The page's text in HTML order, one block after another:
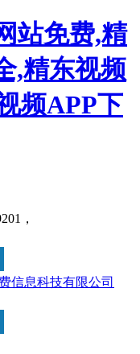
站免费,精
,精东视频
频APP下
，